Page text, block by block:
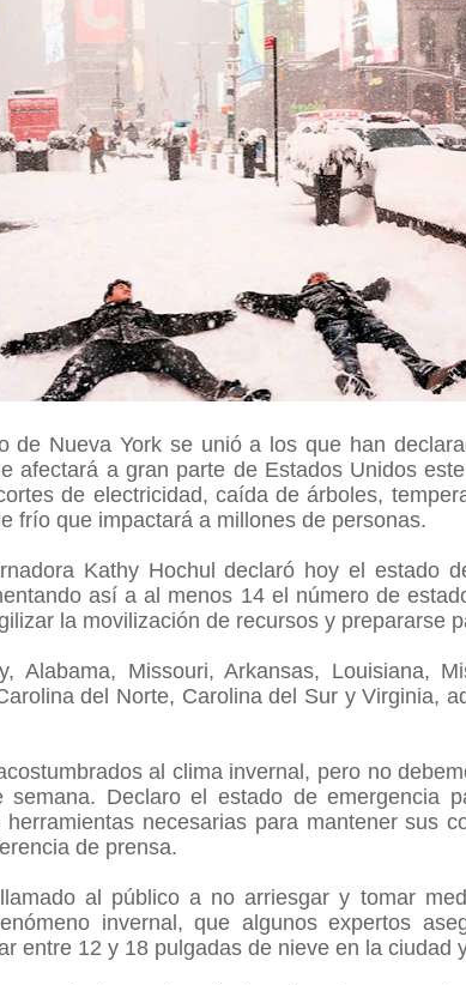
de Nueva York se unió a los que han
afectará a gran parte de Estados Unidos
de electricidad, caída de árboles,
frío que impactará a millones de personas.
Kathy Hochul declaró hoy el estado
así a al menos 14 el número de
la movilización de recursos y prepararse
Alabama, Missouri, Arkansas, Louisiana,
del Norte, Carolina del Sur y Virginia,
al clima invernal, pero no
Declaro el estado de emergencia
necesarias para mantener sus
de prensa.
al público a no arriesgar y tomar
invernal, que algunos expertos
entre 12 y 18 pulgadas de nieve en la ciudad